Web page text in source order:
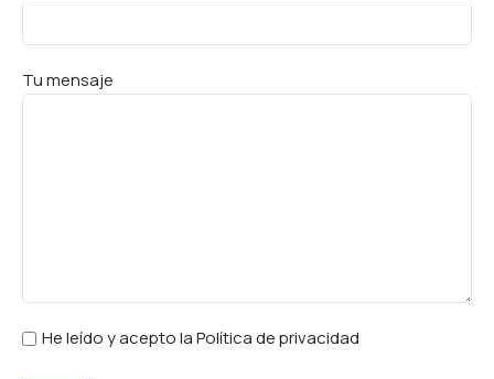
Tu mensaje
He leído y acepto la Política de privacidad